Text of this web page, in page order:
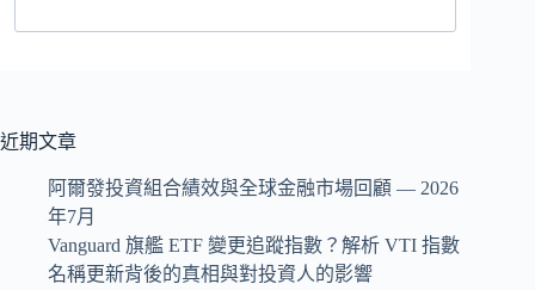
近期文章
阿爾發投資組合績效與全球金融市場回顧 — 2026
年7月
Vanguard 旗艦 ETF 變更追蹤指數？解析 VTI 指數
名稱更新背後的真相與對投資人的影響